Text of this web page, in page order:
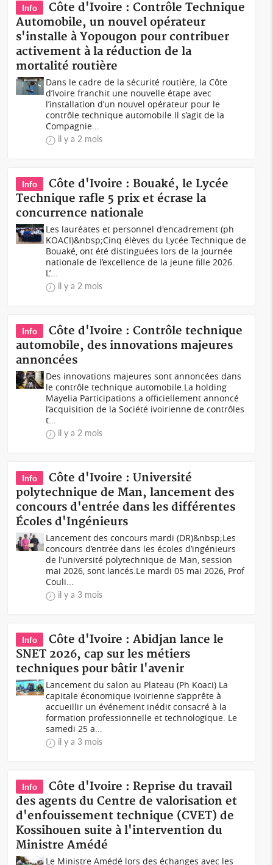
Info
Côte d'Ivoire : Contrôle Technique
Automobile, un nouvel opérateur
s'installe à Yopougon pour contribuer
activement à la réduction de la
mortalité routière
Dans le cadre de la sécurité routière, la Côte
d’Ivoire franchit une nouvelle étape avec
l’installation d’un nouvel opérateur pour le
contrôle technique automobile.Il s’agit de la
Compagnie...
il y a 2 mois
Info
Côte d'Ivoire : Bouaké, le Lycée
Technique rafle 5 prix et écrase la
concurrence nationale
Les lauréates et personnel d'encadrement (ph
KOACI)&nbsp;Cinq élèves du Lycée Technique de
Bouaké, ont été distinguées lors de la Journée
nationale de l’excellence de la jeune fille 2026.
L’...
il y a 2 mois
Info
Côte d'Ivoire : Contrôle technique
automobile, des innovations majeures
annoncées
Des innovations majeures sont annoncées dans
le contrôle technique automobile.La holding
Mayelia Participations a officiellement annoncé
l’acquisition de la Société ivoirienne de contrôles
t...
il y a 2 mois
Info
Côte d'Ivoire : Université
polytechnique de Man, lancement des
concours d'entrée dans les différentes
Écoles d'Ingénieurs
Lancement des concours mardi (DR)&nbsp;Les
concours d’entrée dans les écoles d’ingénieurs
de l’université polytechnique de Man, session
mai 2026, sont lancés.Le mardi 05 mai 2026, Prof
Couli...
il y a 3 mois
Info
Côte d'Ivoire : Abidjan lance le
SNET 2026, cap sur les métiers
techniques pour bâtir l'avenir
Lancement du salon au Plateau (Ph Koaci) La
capitale économique ivoirienne s’apprête à
accueillir un événement inédit consacré à la
formation professionnelle et technologique. Le
samedi 25 a...
il y a 3 mois
Info
Côte d'Ivoire : Reprise du travail
des agents du Centre de valorisation et
d'enfouissement technique (CVET) de
Kossihouen suite à l'intervention du
Ministre Amédé
Le Ministre Amédé lors des échanges avec les